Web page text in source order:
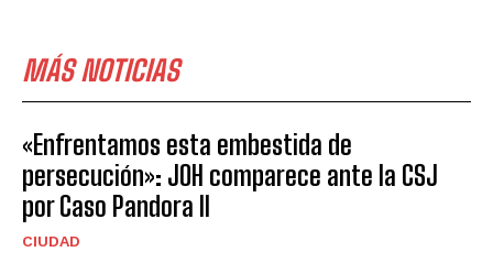
MÁS NOTICIAS
«Enfrentamos esta embestida de
persecución»: JOH comparece ante la CSJ
por Caso Pandora II
CIUDAD